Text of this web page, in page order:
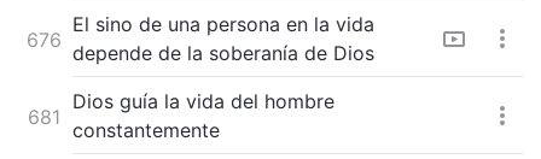
676
El sino de una persona en la vida
depende de la soberanía de Dios
681
Dios guía la vida del hombre
constantemente